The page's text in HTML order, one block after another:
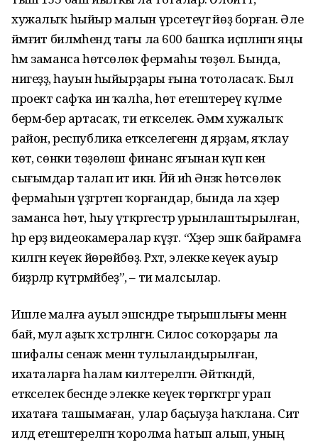
хужалыҡ һыйыр малын үрсетеүгә йөҙ борған. Әле
йәмғиәт билә­мәһендә тағы ла 600 башҡа иҫәпләнгән яңы
һәм заманса һөтсөлөк фермаһы төҙөлә. Бында,
нигеҙҙә, һауын һыйырҙары ғына тотоласаҡ. Был
проект сафҡа инә ҡалһа, һөт етештереү күләме
бермә-бер артасаҡ, ти етәкселек. Әммә хужалыҡ
район, республика етәкселегенән дә ярҙам, яҡлау
көтә, сөнки төҙөлөш финанс яғынан күп кенә
сығымдар талап итә икән. Йәй иһә Әнзәк һөтсөлөк
фермаһын үҙгәртеп ҡорғандар, бында ла хәҙер
заманса һөт, һыу үткәргестәр урынлаштырылған,
һәр ерҙә видеокамералар күҙәтә. “Хәҙер эшкә байрамға
килгән кеүек йөрөйбөҙ. Рәхәт, элекке кеүек ауыр
биҙрәләр күтәрмәйбеҙ”, – ти малсылар.
Ишле малға ауыл эшсәндәре тырышлығы менән
бай, мул аҙыҡ хәстәрләнгән. Силос соҡорҙары ла
шифалы сенаж менән тулыландырылған,
ихаталарға һалам килтерелгән. Әйткәндәй,
етәкселек бесәнде элекке кеүек төргәктәргә урап
ихатаға ташымаған, ә улар баҫыуҙа һаҡлана. Сит
илдә етештерелгән ҡоролма һатып алып, уның